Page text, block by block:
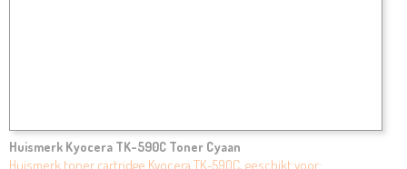
Huismerk Kyocera TK-590C Toner Cyaan
Huismerk toner cartridge Kyocera TK-590C, geschikt voor:…